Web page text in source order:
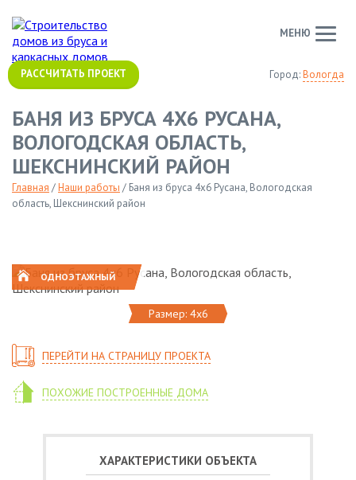
Город:Вологда
РАССЧИТАТЬ ПРОЕКТ
МЕНЮ
БАНЯ ИЗ БРУСА 4Х6 РУСАНА,
ВОЛОГОДСКАЯ ОБЛАСТЬ,
ШЕКСНИНСКИЙ РАЙОН
Главная /Наши работы / Баня из бруса 4х6 Русана, Вологодская
область, Шекснинский район
ОДНОЭТАЖНЫЙ
Размер: 4х6
ПЕРЕЙТИ НА СТРАНИЦУ ПРОЕКТА
ПОХОЖИЕ ПОСТРОЕННЫЕ ДОМА
ХАРАКТЕРИСТИКИ ОБЪЕКТА